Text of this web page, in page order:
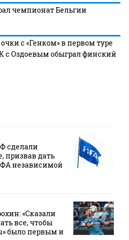
чемпионат Бельгии
с «Генком» в первом туре
с Оздоевым обыграл финский
сделали
призвав дать
независимой
«Сказали
все, чтобы
было первым и